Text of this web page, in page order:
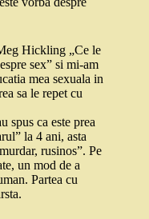
Hickling „Ce le
sex” si mi-am
mea sexuala in
sa le repet cu
spus ca este prea
la 4 ani, asta
rusinos”. Pe
un mod de a
Partea cu